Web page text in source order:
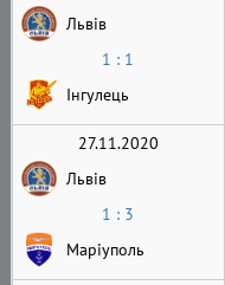
Львів
1 : 1
Інгулець
27.11.2020
Львів
1 : 3
Маріуполь